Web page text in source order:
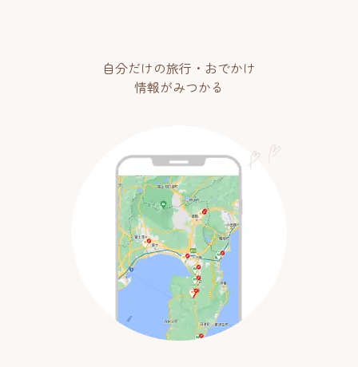
自分だけの旅行・おでかけ
情報がみつかる